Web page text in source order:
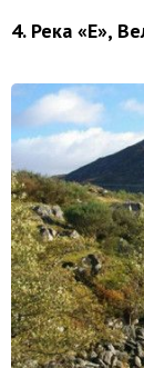
4. Река «E»,